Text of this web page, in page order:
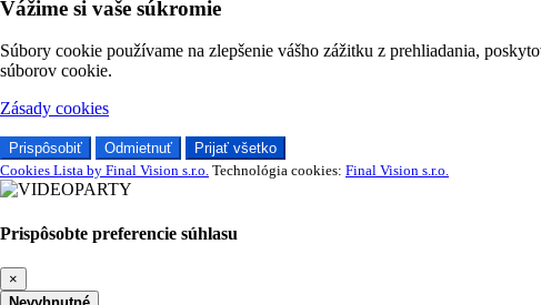
Vážime si vaše súkromie
Súbory cookie používame na zlepšenie vášho zážitku z prehliadania,
súborov cookie.
Zásady cookies
Prispôsobiť Odmietnuť
Prijať všetko
Cookies Lista by Final Vision s.r.o. Technológia cookies: Final Vision s.r.o.
Prispôsobte preferencie súhlasu
×